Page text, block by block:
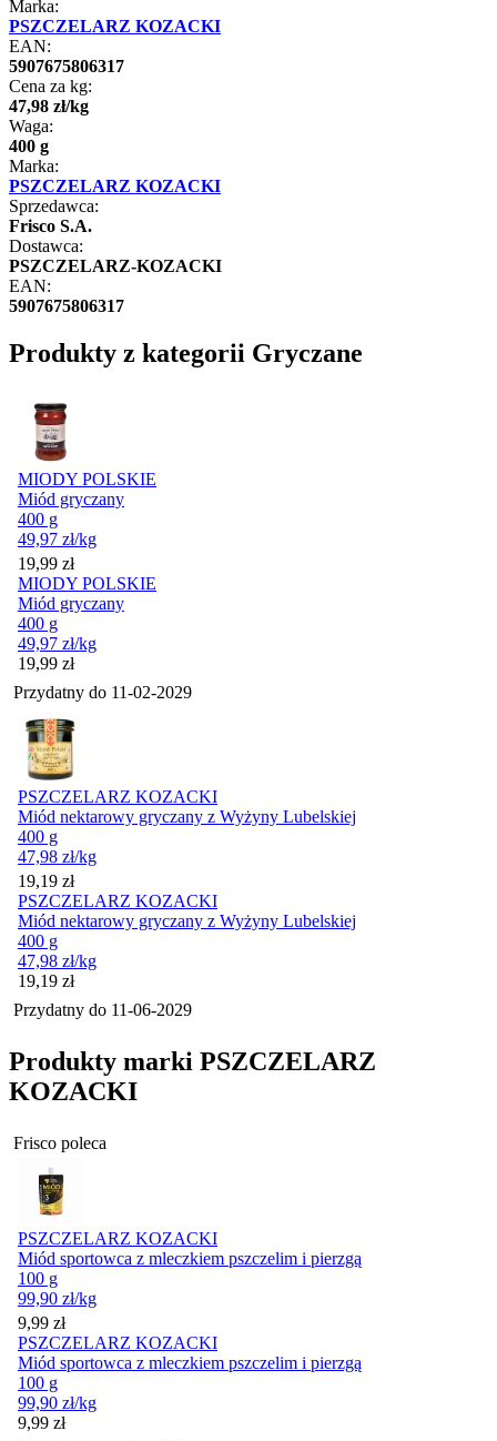
Marka:
PSZCZELARZ KOZACKI
EAN:
5907675806317
Cena za kg:
47,98 zł/kg
Waga:
400 g
Marka:
PSZCZELARZ KOZACKI
Sprzedawca:
Frisco S.A.
Dostawca:
PSZCZELARZ-KOZACKI
EAN:
5907675806317
Produkty z kategorii Gryczane
MIODY POLSKIE
Miód gryczany
400 g
49,97 zł/kg
Cena
19,99 zł
MIODY POLSKIE
Miód gryczany
400 g
49,97 zł/kg
Cena
19,99 zł
Przydatny do 11-02-2029
PSZCZELARZ KOZACKI
Miód nektarowy gryczany z Wyżyny Lubelskiej
400 g
47,98 zł/kg
Cena
19,19 zł
PSZCZELARZ KOZACKI
Miód nektarowy gryczany z Wyżyny Lubelskiej
400 g
47,98 zł/kg
Cena
19,19 zł
Przydatny do 11-06-2029
Produkty marki PSZCZELARZ
KOZACKI
Frisco poleca
PSZCZELARZ KOZACKI
Miód sportowca z mleczkiem pszczelim i pierzgą
100 g
99,90 zł/kg
Cena
9,99 zł
PSZCZELARZ KOZACKI
Miód sportowca z mleczkiem pszczelim i pierzgą
100 g
99,90 zł/kg
Cena
9,99 zł